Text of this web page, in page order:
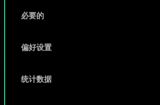
好。一旦您了解了其中的内容并准备好
必要的
偏好设置
统计数据